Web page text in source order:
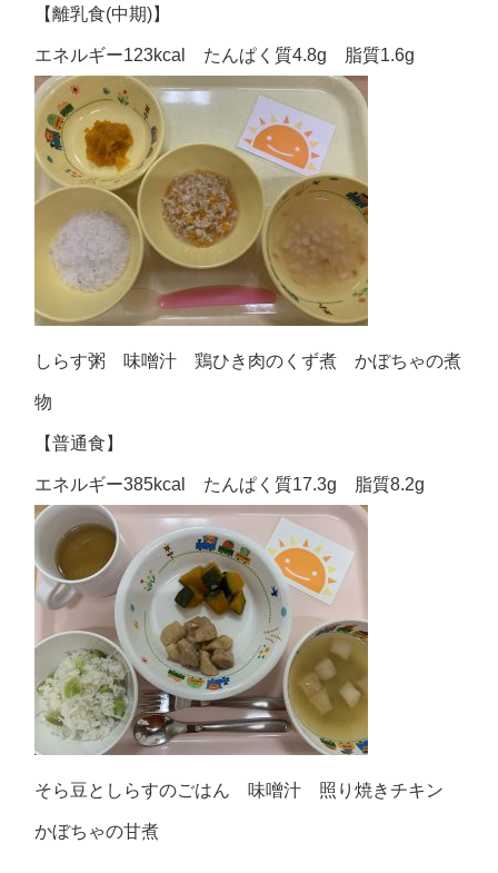
【離乳食(中期)】
エネルギー123kcal たんぱく質4.8g 脂質1.6g
しらす粥 味噌汁 鶏ひき肉のくず煮 かぼちゃの煮
物
【普通食】
エネルギー385kcal たんぱく質17.3g 脂質8.2g
そら豆としらすのごはん 味噌汁 照り焼きチキン
かぼちゃの甘煮